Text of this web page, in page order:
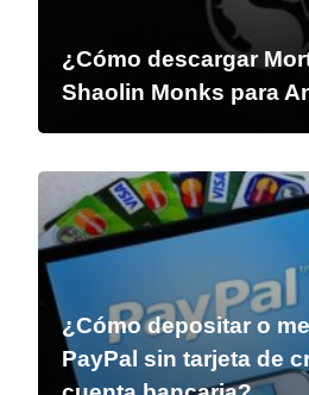
¿Cómo descargar
Shaolin Monks para
¿Cómo depositar o
PayPal sin tarjeta de